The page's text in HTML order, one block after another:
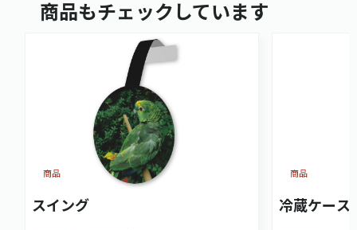
商品もチェックしています
スイング
商品
冷蔵ケース
商品